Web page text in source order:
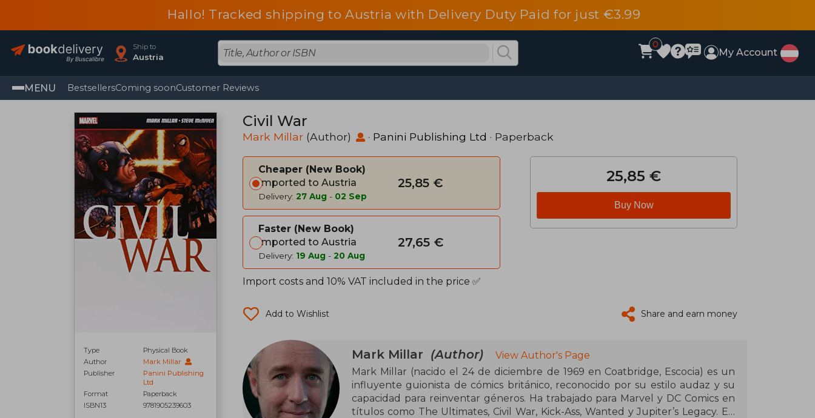
Hallo! Tracked shipping to Austria with Delivery Duty Paid for just €3.99
Ship to
Austria
0
My Account
MENU BestsellersComing soonCustomer Reviews
Type
Physical Book
Author
Mark Millar
Publisher
Panini Publishing
Ltd
Format
Paperback
ISBN13
9781905239603
Civil War
Mark Millar (Author) · Panini Publishing Ltd · Paperback
Cheaper
New Book
Imported to Austria
Delivery: 27 Aug - 02 Sep
25,85 €
Faster
New Book
Imported to Austria
Delivery: 19 Aug - 20 Aug
27,65 €
Import costs and 10% VAT included in the price ✅
25,85 €
Buy Now
Add to Wishlist Share and earn money
Mark Millar (Author)
View Author's Page
Mark Millar (nacido el 24 de diciembre de 1969 en Coatbridge, Escocia) es un
influyente guionista de cómics británico, reconocido por su estilo audaz y su
capacidad para reinventar géneros. Ha trabajado para Marvel y DC Comics en
títulos como The Ultimates, Civil War, Kick-Ass, Wanted y Jupiter’s Legacy. En